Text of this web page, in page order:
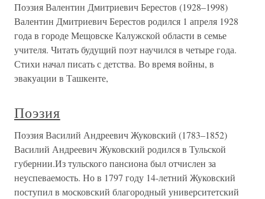
Поэзия Валентин Дмитриевич Берестов (1928–1998)
Валентин Дмитриевич Берестов родился 1 апреля 1928
года в городе Мещовске Калужской области в семье
учителя. Читать будущий поэт научился в четыре года.
Стихи начал писать с детства. Во время войны, в
эвакуации в Ташкенте,
Поэзия
Поэзия Василий Андреевич Жуковский (1783–1852)
Василий Андреевич Жуковский родился в Тульской
губернии.Из тульского пансиона был отчислен за
неуспеваемость. Но в 1797 году 14-летний Жуковский
поступил в московский благородный университетский